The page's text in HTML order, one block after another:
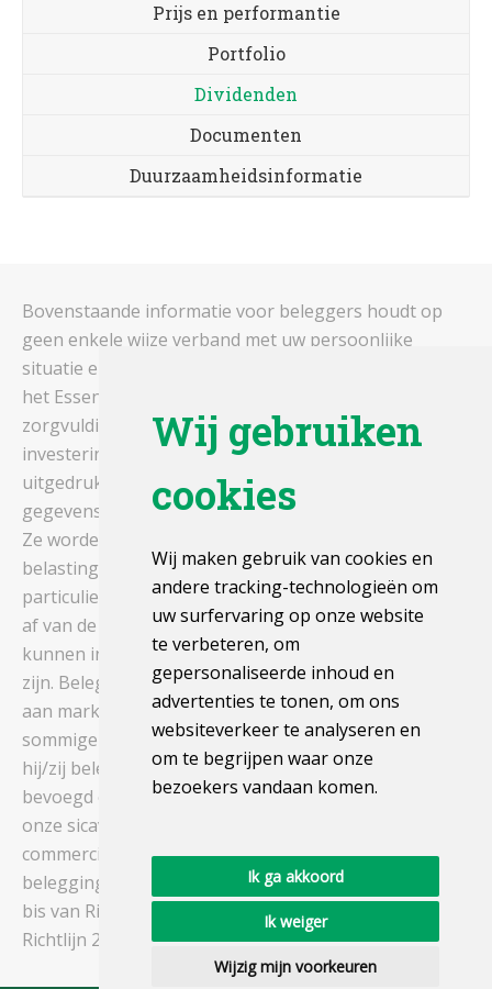
Wij gebruiken
cookies
Wij maken gebruik van cookies en
andere tracking-technologieën om
uw surfervaring op onze website
te verbeteren, om
gepersonaliseerde inhoud en
advertenties te tonen, om ons
websiteverkeer te analyseren en
om te begrijpen waar onze
bezoekers vandaan komen.
Ik ga akkoord
Ik weiger
Wijzig mijn voorkeuren
Prijs en performantie
Portfolio
Dividenden
Documenten
Duurzaamheidsinformatie
Bovenstaande informatie voor beleggers houdt op
geen enkele wijze verband met uw persoonlijke
situatie en vormt dus geen beleggingsadvies. Gelieve
het Essentiële-Informatiedocument en het prospectus
zorgvuldig te lezen alvorens een
investeringsbeslissing te nemen. De rendementen,
uitgedrukt in euro's zijn gebaseerd op historische
gegevens die geen garantie voor de toekomst bieden.
Ze worden berekend exclusief toeslagen en
belastingen. De fiscale regels zijn van toepassing op
particuliere beleggers die in België wonen. Ze hangen
af van de individuele situatie van elke belegger en
kunnen in de toekomst aan wijzigingen onderhevig
zijn. Beleggingen in dit compartiment zijn onderhevig
aan marktschommelingen en de belegger kan in
sommige omstandigheden minder ontvangen dan
hij/zij belegt. Amerikaanse staatsburgers zijn niet
bevoegd om in te schrijven in de compartimenten van
onze sicavs. De beheermaatschappij kan besluiten de
commercialisatie van haar instellingen voor collectieve
belegging stop te zetten, overeenkomstig artikel 93
bis van Richtlijn 2009/65/EG en artikel 32 bis van
Richtlijn 2011/61/EU.